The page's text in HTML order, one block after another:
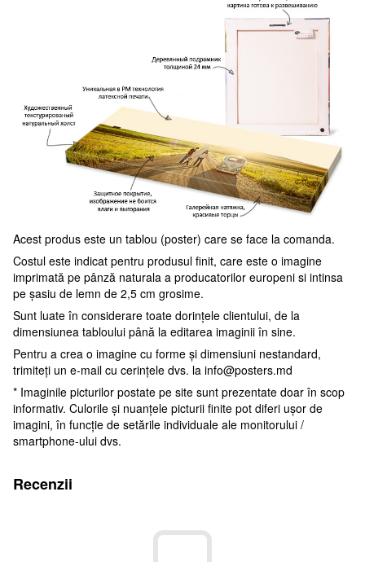
Acest produs este un tablou (poster) care se face la comanda.
Costul este indicat pentru produsul finit, care este o imagine
imprimată pe pânză naturala a producatorilor europeni si intinsa
pe șasiu de lemn de 2,5 cm grosime.
Sunt luate în considerare toate dorințele clientului, de la
dimensiunea tabloului până la editarea imaginii în sine.
Pentru a crea o imagine cu forme și dimensiuni nestandard,
trimiteți un e-mail cu cerințele dvs. la info@posters.md
* Imaginile picturilor postate pe site sunt prezentate doar în scop
informativ. Culorile și nuanțele picturii finite pot diferi ușor de
imagini, în funcție de setările individuale ale monitorului /
smartphone-ului dvs.
Recenzii